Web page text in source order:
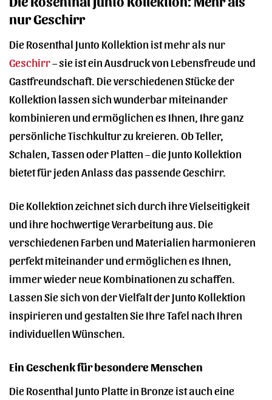
nur Geschirr
Die Rosenthal Junto Kollektion ist mehr als nur
Geschirr– sie ist ein Ausdruck von Lebensfreude und
Gastfreundschaft. Die verschiedenen Stücke der
Kollektion lassen sich wunderbar miteinander
kombinieren und ermöglichen es Ihnen, Ihre ganz
persönliche Tischkultur zu kreieren. Ob Teller,
Schalen, Tassen oder Platten – die Junto Kollektion
bietet für jeden Anlass das passende Geschirr.
Die Kollektion zeichnet sich durch ihre Vielseitigkeit
und ihre hochwertige Verarbeitung aus. Die
verschiedenen Farben und Materialien harmonieren
perfekt miteinander und ermöglichen es Ihnen,
immer wieder neue Kombinationen zu schaffen.
Lassen Sie sich von der Vielfalt der Junto Kollektion
inspirieren und gestalten Sie Ihre Tafel nach Ihren
individuellen Wünschen.
Ein Geschenk für besondere Menschen
Die Rosenthal Junto Platte in Bronze ist auch eine